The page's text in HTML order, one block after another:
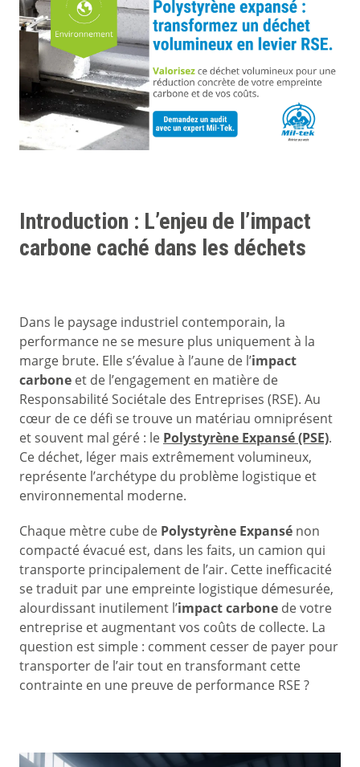
Introduction : L’enjeu de l’impact
carbone caché dans les déchets
Dans le paysage industriel contemporain, la
performance ne se mesure plus uniquement à la
marge brute. Elle s’évalue à l’aune de l’impact
carbone et de l’engagement en matière de
Responsabilité Sociétale des Entreprises (RSE). Au
cœur de ce défi se trouve un matériau omniprésent
et souvent mal géré : le Polystyrène Expansé (PSE).
Ce déchet, léger mais extrêmement volumineux,
représente l’archétype du problème logistique et
environnemental moderne.
Chaque mètre cube de Polystyrène Expansé non
compacté évacué est, dans les faits, un camion qui
transporte principalement de l’air. Cette inefficacité
se traduit par une empreinte logistique démesurée,
alourdissant inutilement l’impact carbone de votre
entreprise et augmentant vos coûts de collecte. La
question est simple : comment cesser de payer pour
transporter de l’air tout en transformant cette
contrainte en une preuve de performance RSE ?